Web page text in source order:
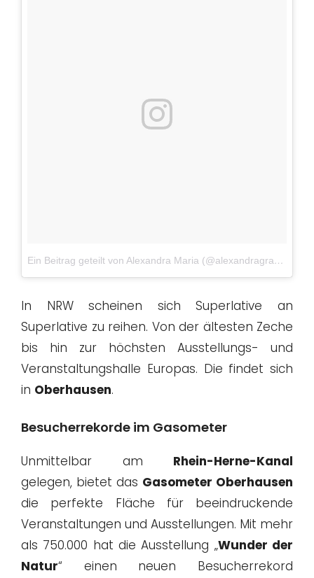
Ein Beitrag geteilt von Alexandra Maria (@alexandragraphy)
In NRW scheinen sich Superlative an
Superlative zu reihen. Von der ältesten Zeche
bis hin zur höchsten Ausstellungs- und
Veranstaltungshalle Europas. Die findet sich
in Oberhausen.
Besucherrekorde im Gasometer
Unmittelbar am Rhein-Herne-Kanal
gelegen, bietet das Gasometer Oberhausen
die perfekte Fläche für beeindruckende
Veranstaltungen und Ausstellungen. Mit mehr
als 750.000 hat die Ausstellung „Wunder der
Natur“ einen neuen Besucherrekord